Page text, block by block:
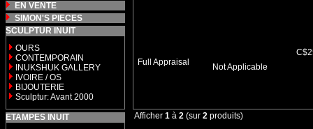
EN VENTE
SIMON'S PIECES
SCULPTUR INUIT
OURS
CONTEMPORAIN
INUKSHUK GALLERY
IVOIRE / OS
BIJOUTERIE
Sculptur: Avant 2000
ETAMPES INUIT
Full Appraisal Not Applicable
Afficher 1 à 2 (sur 2 produits)